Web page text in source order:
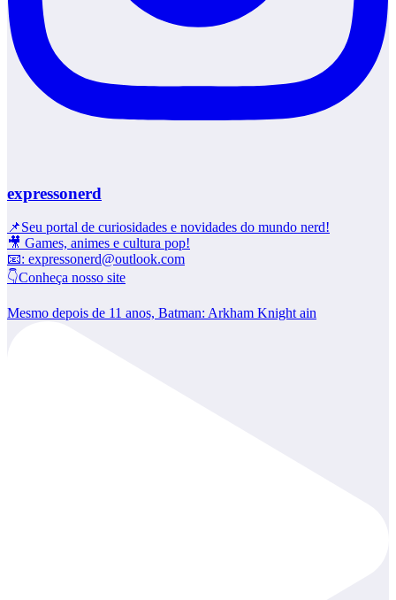
expressonerd
📌Seu portal de curiosidades e novidades do mundo nerd!
🎥 Games, animes e cultura pop!
📧: expressonerd@outlook.com
👇Conheça nosso site
Mesmo depois de 11 anos, Batman: Arkham Knight ain